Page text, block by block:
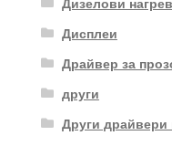
Дисплеи
Драйвер за
други
Други драйвери